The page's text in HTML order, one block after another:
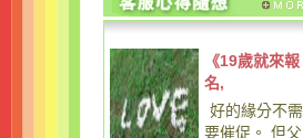
《19歲就來報
名,
好的緣分不需
要催促。 但父